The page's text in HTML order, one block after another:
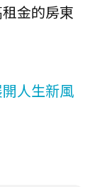
金的房東
人生新風